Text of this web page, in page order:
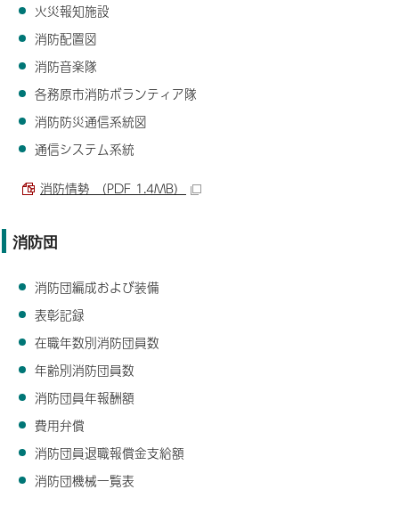
火災報知施設
消防配置図
消防音楽隊
各務原市消防ボランティア隊
消防防災通信系統図
通信システム系統
消防情勢 （PDF 1.4MB）
消防団
消防団編成および装備
表彰記録
在職年数別消防団員数
年齢別消防団員数
消防団員年報酬額
費用弁償
消防団員退職報償金支給額
消防団機械一覧表